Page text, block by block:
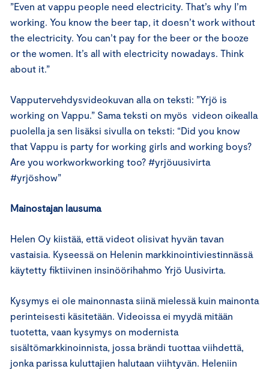
”Even at vappu people need electricity. That’s why I’m
working. You know the beer tap, it doesn’t work without
the electricity. You can’t pay for the beer or the booze
or the women. It’s all with electricity nowadays. Think
about it.”
Vapputervehdysvideokuvan alla on teksti: ”Yrjö is
working on Vappu.” Sama teksti on myös videon oikealla
puolella ja sen lisäksi sivulla on teksti: “Did you know
that Vappu is party for working girls and working boys?
Are you workworkworking too? #yrjöuusivirta
#yrjöshow”
Mainostajan lausuma
Helen Oy kiistää, että videot olisivat hyvän tavan
vastaisia. Kyseessä on Helenin markkinointiviestinnässä
käytetty fiktiivinen insinöörihahmo Yrjö Uusivirta.
Kysymys ei ole mainonnasta siinä mielessä kuin mainonta
perinteisesti käsitetään. Videoissa ei myydä mitään
tuotetta, vaan kysymys on modernista
sisältömarkkinoinnista, jossa brändi tuottaa viihdettä,
jonka parissa kuluttajien halutaan viihtyvän. Heleniin